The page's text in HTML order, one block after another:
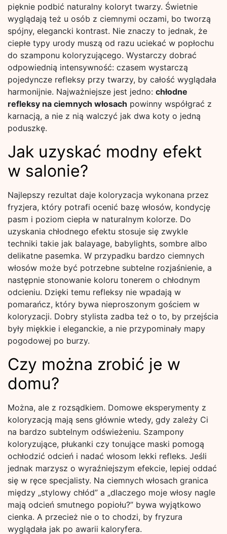
pięknie podbić naturalny koloryt twarzy. Świetnie
wyglądają też u osób z ciemnymi oczami, bo tworzą
spójny, elegancki kontrast. Nie znaczy to jednak, że
ciepłe typy urody muszą od razu uciekać w popłochu
do szamponu koloryzującego. Wystarczy dobrać
odpowiednią intensywność: czasem wystarczą
pojedyncze refleksy przy twarzy, by całość wyglądała
harmonijnie. Najważniejsze jest jedno: chłodne
refleksy na ciemnych włosach powinny współgrać z
karnacją, a nie z nią walczyć jak dwa koty o jedną
poduszkę.
Jak uzyskać modny efekt
w salonie?
Najlepszy rezultat daje koloryzacja wykonana przez
fryzjera, który potrafi ocenić bazę włosów, kondycję
pasm i poziom ciepła w naturalnym kolorze. Do
uzyskania chłodnego efektu stosuje się zwykle
techniki takie jak balayage, babylights, sombre albo
delikatne pasemka. W przypadku bardzo ciemnych
włosów może być potrzebne subtelne rozjaśnienie, a
następnie stonowanie koloru tonerem o chłodnym
odcieniu. Dzięki temu refleksy nie wpadają w
pomarańcz, który bywa nieproszonym gościem w
koloryzacji. Dobry stylista zadba też o to, by przejścia
były miękkie i eleganckie, a nie przypominały mapy
pogodowej po burzy.
Czy można zrobić je w
domu?
Można, ale z rozsądkiem. Domowe eksperymenty z
koloryzacją mają sens głównie wtedy, gdy zależy Ci
na bardzo subtelnym odświeżeniu. Szampony
koloryzujące, płukanki czy tonujące maski pomogą
ochłodzić odcień i nadać włosom lekki refleks. Jeśli
jednak marzysz o wyraźniejszym efekcie, lepiej oddać
się w ręce specjalisty. Na ciemnych włosach granica
między „stylowy chłód” a „dlaczego moje włosy nagle
mają odcień smutnego popiołu?” bywa wyjątkowo
cienka. A przecież nie o to chodzi, by fryzura
wyglądała jak po awarii kaloryfera.